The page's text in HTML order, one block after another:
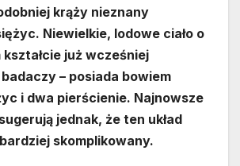
krąży nieznany
Niewielkie, lodowe ciało o
kształcie już wcześniej
badaczy – posiada bowiem
i dwa pierścienie. Najnowsze
jednak, że ten układ
skomplikowany.